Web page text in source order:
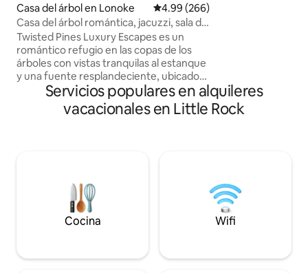
Casa del árbol en Lonoke Calificación promedio: 4.99 de
4.99 (266)
Casa del árbol romántica, jacuzzi, sala de
juegos/sin tarifa de limpieza
Twisted Pines Luxury Escapes es un
romántico refugio en las copas de los
árboles con vistas tranquilas al estanque
y una fuente resplandeciente, ubicado
en una pintoresca propiedad de 10 acres
con refugios cuidadosamente
espaciados para la privacidad y la
remo y una sala de juegos retro
compartida dentro de una clásica
cámper Airstream. La naturaleza, el lujo
y la diversión crean una escapada
dormitorio,
lugar, unidad de
acondicionado,
Servicios populares en alquileres
vacacionales en Little Rock
Cocina Wifi